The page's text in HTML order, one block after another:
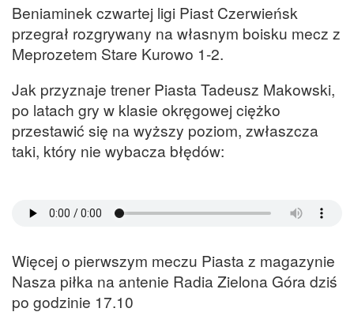
Beniaminek czwartej ligi Piast Czerwieńsk
przegrał rozgrywany na własnym boisku mecz z
Meprozetem Stare Kurowo 1-2.
Jak przyznaje trener Piasta Tadeusz Makowski,
po latach gry w klasie okręgowej ciężko
przestawić się na wyższy poziom, zwłaszcza
taki, który nie wybacza błędów:
Więcej o pierwszym meczu Piasta z magazynie
Nasza piłka na antenie Radia Zielona Góra dziś
po godzinie 17.10